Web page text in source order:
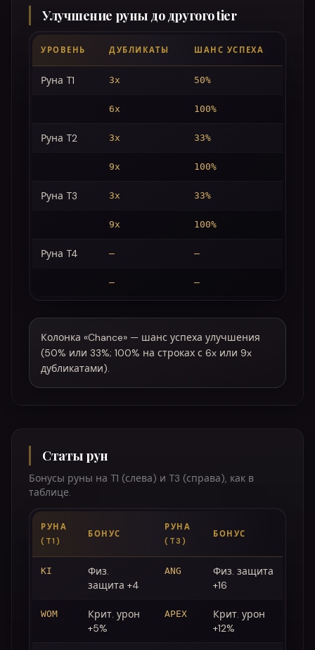
Улучшение руны до другого tier
УРОВЕНЬ ДУБЛИКАТЫ ШАНС УСПЕХА
Руна T1 3x 50%
6x 100%
Руна T2 3x 33%
9x 100%
Руна T3 3x 33%
9x 100%
Руна T4 — —
— —
Колонка «Chance» — шанс успеха улучшения
(50% или 33%; 100% на строках с 6x или 9x
дубликатами).
Статы рун
Бонусы руны на T1 (слева) и T3 (справа), как в
таблице.
РУНА
(T1)
БОНУС
РУНА
(T3)
БОНУС
KI
Физ.
защита +4
ANG
Физ. защита
+16
WOM
Крит. урон
+5%
APEX
Крит. урон
+12%